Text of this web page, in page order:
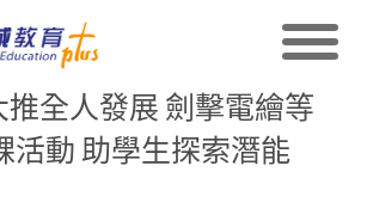
推全人發展 劍擊電繪等
活動 助學生探索潛能